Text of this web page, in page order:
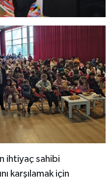
ihtiyaç sahibi
karşılamak için